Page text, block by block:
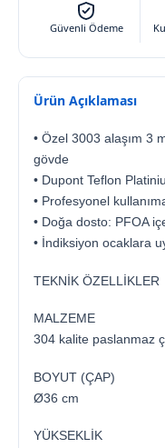
Güvenli Ödeme
Ürün Açıklaması
• Özel 3003 alaşım 3
gövde
• Dupont Teflon
• Profesyonel
• Doğa dosto: PFOA
• İndiksiyon ocaklara
TEKNİK ÖZELLİKLER
MALZEME
304 kalite paslanmaz
BOYUT (ÇAP)
Ø36 cm
YÜKSEKLİK